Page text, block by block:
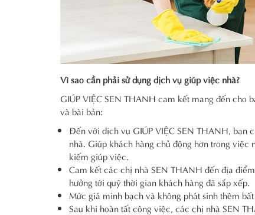
Vì sao cần phải sử dụng dịch vụ giúp việc nhà?
GIÚP VIỆC SEN THANH cam kết mang đến cho
và bài bản:
Đến với dịch vụ GIÚP VIỆC SEN THANH, bạn
nhà. Giúp khách hàng chủ động hơn trong
kiếm giúp việc.
Cam kết các chị nhà SEN THANH đến địa
hưởng tới quỹ thời gian khách hàng đã sắp xếp.
Mức giá minh bạch và không phát sinh thêm
Sau khi hoàn tất công việc, các chị nhà SEN